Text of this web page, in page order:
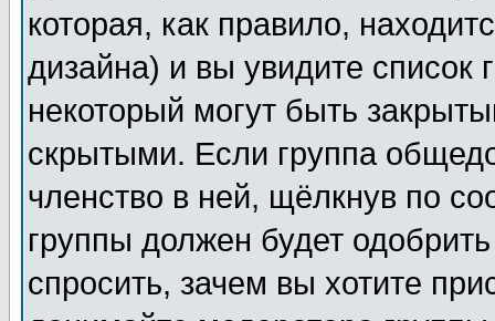
которая, как правило,
дизайна) и вы увидите список
некоторый могут быть
скрытыми. Если группа
членство в ней, щёлкнув по
группы должен будет
спросить, зачем вы хотите